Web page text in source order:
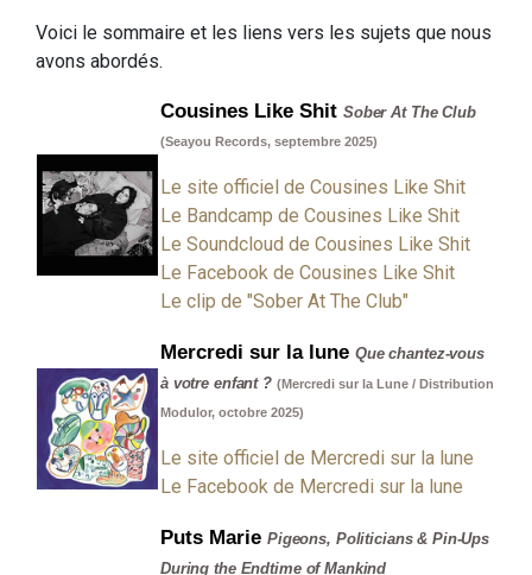
Voici le sommaire et les liens vers les sujets que nous
avons abordés.
Cousines Like Shit Sober At The Club
(Seayou Records, septembre 2025)
Le site officiel de Cousines Like Shit
Le Bandcamp de Cousines Like Shit
Le Soundcloud de Cousines Like Shit
Le Facebook de Cousines Like Shit
Le clip de "Sober At The Club"
Mercredi sur la lune Que chantez-vous
à votre enfant ? (Mercredi sur la Lune / Distribution
Modulor, octobre 2025)
Le site officiel de Mercredi sur la lune
Le Facebook de Mercredi sur la lune
Puts Marie Pigeons, Politicians & Pin-Ups
During the Endtime of Mankind